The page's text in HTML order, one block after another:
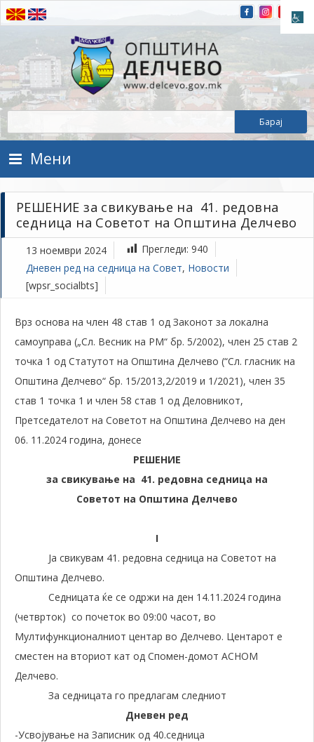
Прескокнете на содржината
Општина Делчево
Општина Делчево
Мени
РЕШЕНИЕ за свикување на 41. редовна
седница на Советот на Општина Делчево
13 ноември 2024 Прегледи: 940
Дневен ред на седница на Совет, Новости
[wpsr_socialbts]
Врз основа на член 48 став 1 од Законот за локална
самоуправа („Сл. Весник на РМ“ бр. 5/2002), член 25 став 2
точка 1 од Статутот на Општина Делчево (“Сл. гласник на
Општина Делчево“ бр. 15/2013,2/2019 и 1/2021), член 35
став 1 точка 1 и член 58 став 1 од Деловникот,
Претседателот на Советот на Општина Делчево на ден
06. 11.2024 година, донесe
РЕШЕНИЕ
за свикување на 41. редовна седница на
Советот на Општина Делчево
I
Ја свикувам 41. редовна седница на Советот на
Општина Делчево.
Седницата ќе се одржи на ден 14.11.2024 година
(четврток) со почеток во 09:00 часот, во
Мултифункционалниот центар во Делчево. Центарот е
сместен на вториот кат од Спомен-домот АСНОМ
Делчево.
За седницата го предлагам следниот
Дневен ред
-Усвојување на Записник од 40.седница